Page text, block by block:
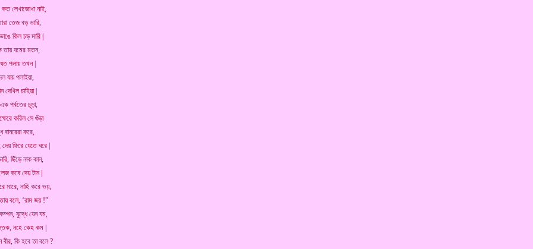
কত লেখাজোখা নাই,
তেজ বড় ভারি,
কিল চড় মারি |
তায় যমের মতন,
পলায় তখন |
যায় পলাইয়া,
চাহিয়া |
পর্বতের চূড়া,
করিল সে গুঁড়া
বানরেরা করে,
দেয় ফিরে যেতে ঘরে |
ছিঁড়ে নাক কান,
কষে দেয় টান |
মারে, নাহি করে ভয়,
তায় বলে, ‘রাম জয় !”
যুদ্ধে যেন যম,
নহে কেহ কম |
কি হবে তা বলে ?